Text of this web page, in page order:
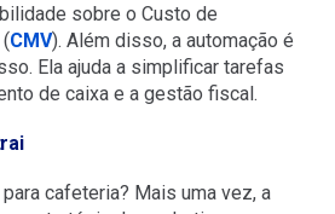
sobre o Custo de
CMV). Além disso, a automação é
Ela ajuda a simplificar tarefas
de caixa e a gestão fiscal.
cafeteria? Mais uma vez, a